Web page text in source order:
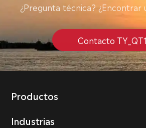
¿Pregunta técnica? ¿Encontrar
Contacto TY_QT1
Productos
Industrias